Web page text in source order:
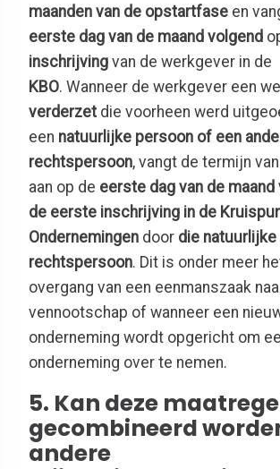
maanden van de opstartfase en
eerste dag van de maand volgend
inschrijving van de werkgever in de
KBO. Wanneer de werkgever een
verderzet die voorheen werd
een natuurlijke persoon of een
rechtspersoon, vangt de termijn
aan op de eerste dag van de maand
de eerste inschrijving in de
Ondernemingen door die
rechtspersoon. Dit is onder meer
overgang van een eenmanszaak
vennootschap of wanneer een
onderneming wordt opgericht om
onderneming over te nemen.
5. Kan deze
gecombineerd
andere